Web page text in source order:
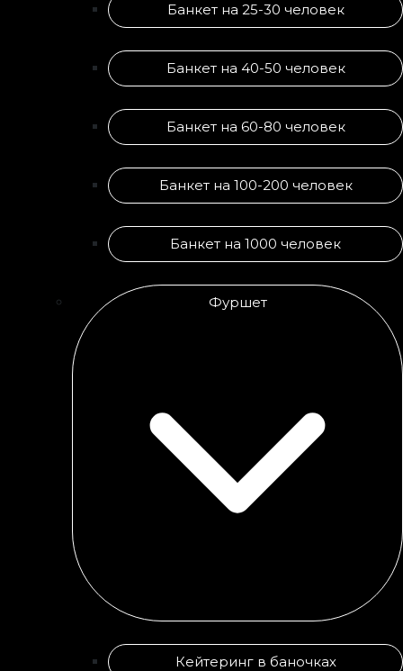
Банкет на 25-30 человек
Банкет на 40-50 человек
Банкет на 60-80 человек
Банкет на 100-200 человек
Банкет на 1000 человек
Фуршет
Кейтеринг в баночках